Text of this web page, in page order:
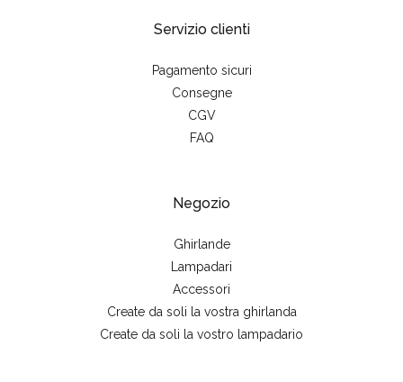
Servizio clienti
Pagamento sicuri
Consegne
CGV
FAQ
Negozio
Ghirlande
Lampadari
Accessori
Create da soli la vostra ghirlanda
Create da soli la vostro lampadario